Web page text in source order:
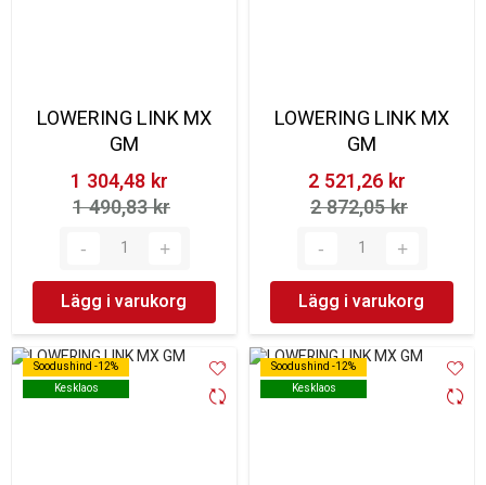
LOWERING LINK MX
GM
1 304,48 kr‎
1 490,83 kr‎
Lägg i varukorg
LOWERING LINK MX
GM
2 521,26 kr‎
2 872,05 kr‎
Lägg i varukorg
Soodushind -12%
Kesklaos
Soodushind -12%
Kesklaos
Soodushind -12%
Kesklaos
Soodushind -12%
Kesklaos